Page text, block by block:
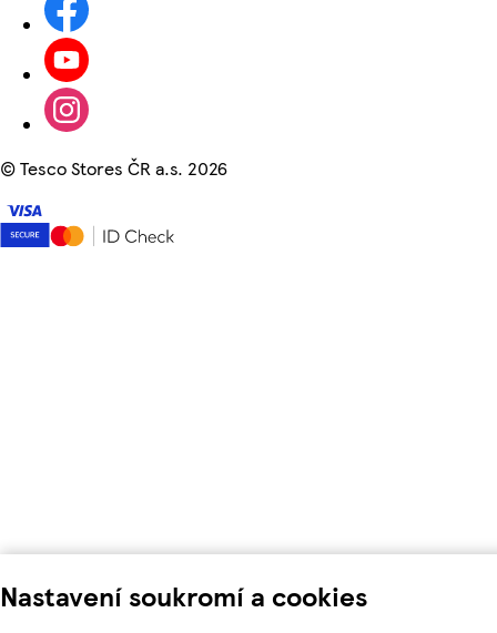
Nastavení soukromí a cookies
©Tesco Stores ČR a.s. 2026